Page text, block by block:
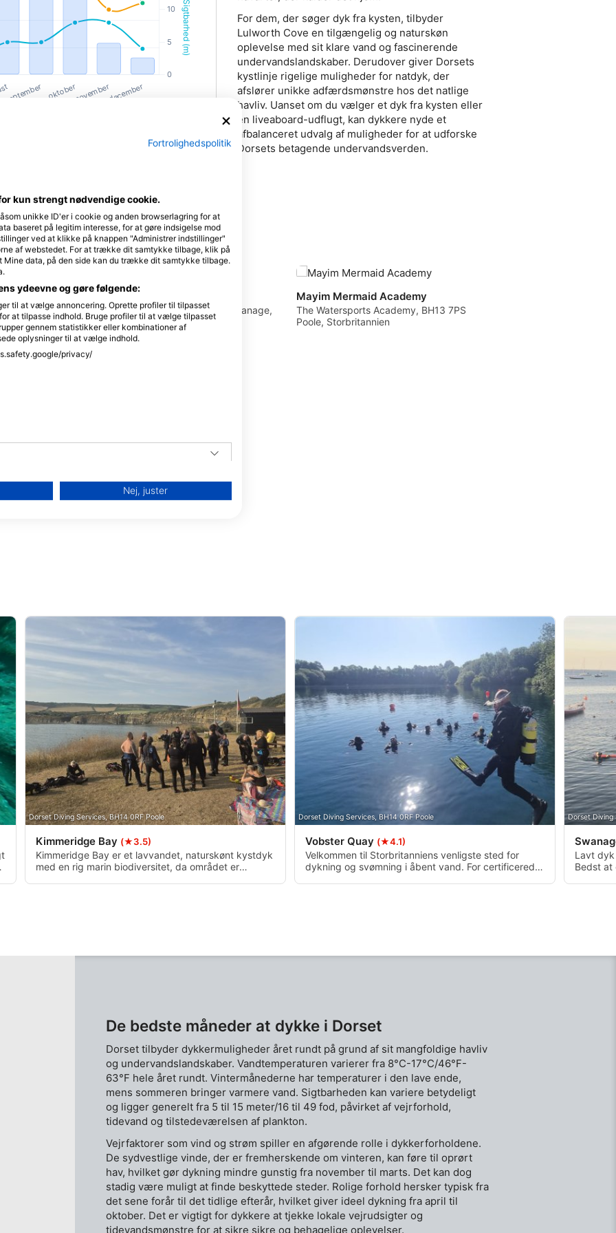
usædvanligt små instruktør-til-deltager-forhold. Denne lille
gruppe garanterer personlig opmærksomhed, et afslappet
læringstempo og absolut sikkerhedskontrol for hver enkelt
dykker.Sprog for levering: Alle sikkerhedsbriefinger,
poolsessioner og digitale materialer leveres udelukkende
på engelsk.Håndtering af udstyr og personlige
krav:Obligatorisk personligt udstyr: For at overholde
standardkriterierne for personlig hygiejne og egnethed skal
alle deltagere eje og medbringe deres egen personlige
maske, snorkel og dykkerstøvler. For nemheds skyld kan
disse ting vælges, egnet og købes direkte fra Dorset
Diving Services forud for din planlagte
fredagspoolaften.Hvad du skal sørge for: Badetøj og et
håndklæde til omklædningsfaciliteterne samt din
Minimumsalderen er 10 år (Deltagere under 18 år skal have
en forældres eller værges underskrift på deres
Træningsjournaler). En standard digital
sundhedsscreeningsformular skal udfyldes og indsendes
via MySSI-appen, inden man går i vandet.DDS'
fleksibilitetsgaranti: Vi ved, at livet ændrer sig. Hvis der
opstår en uventet skemakonflikt, giver vores
vores næste månedlige fredagspoolrotation helt uden
omkostninger.Politik for aflysning: Da pladsen i bassinet på
BCP Dolphin Leisure Centre er strengt forudbestemt og
bemandet på baggrund af reservationer, vil man miste
For dem, der søger dyk fra kysten, tilbyder
Lulworth Cove en tilgængelig og naturskøn
oplevelse med sit klare vand og fascinerende
undervandslandskaber. Derudover giver Dorsets
kystlinje rigelige muligheder for natdyk, der
afslører unikke adfærdsmønstre hos det natlige
havliv. Uanset om du vælger et dyk fra kysten eller
en liveaboard-udflugt, kan dykkere nyde et
afbalanceret udvalg af muligheder for at udforske
Dorsets betagende undervandsverden.
Drive,
Snorkel Experiences
The Ocean Studio, BH19 1ES Swanage,
Storbritannien
Mayim Mermaid Academy
The Watersports Academy, BH13 7PS
Poole, Storbritannien
Dorset Diving Services, BH14 0RF Poole
Kimmeridge Bay (★3.5)
Kimmeridge Bay er et lavvandet, naturskønt kystdyk
med en rig marin biodiversitet, da området er
Dorset Diving Services, BH14 0RF Poole
Vobster Quay (★4.1)
Velkommen til Storbritanniens venligste sted for
dykning og svømning i åbent vand. For certificerede
Dorset Diving
Lavt dyk
Bedst at
De bedste måneder at dykke i Dorset
Dorset tilbyder dykkermuligheder året rundt på grund af sit mangfoldige havliv
og undervandslandskaber. Vandtemperaturen varierer fra 8°C-17°C/46°F-
63°F hele året rundt. Vintermånederne har temperaturer i den lave ende,
mens sommeren bringer varmere vand. Sigtbarheden kan variere betydeligt
og ligger generelt fra 5 til 15 meter/16 til 49 fod, påvirket af vejrforhold,
tidevand og tilstedeværelsen af ​​plankton.
Vejrfaktorer som vind og strøm spiller en afgørende rolle i dykkerforholdene.
De sydvestlige vinde, der er fremherskende om vinteren, kan føre til oprørt
hav, hvilket gør dykning mindre gunstig fra november til marts. Det kan dog
stadig være muligt at finde beskyttede steder. Rolige forhold hersker typisk fra
det sene forår til det tidlige efterår, hvilket giver ideel dykning fra april til
oktober. Det er vigtigt for dykkere at tjekke lokale vejrudsigter og
tidevandsmønstre for at sikre sikre og behagelige oplevelser.
Fortrolighedspolitik
kun strengt nødvendige cookie.
unikke ID'er i cookie og anden browserlagring for at
baseret på legitim interesse, for at gøre indsigelse mod
ved at klikke på knappen "Administrer indstillinger"
af webstedet. For at trække dit samtykke tilbage, klik på
data, på den side kan du trække dit samtykke tilbage.
ydeevne og gøre følgende:
til at vælge annoncering. Oprette profiler til tilpasset
at tilpasse indhold. Bruge profiler til at vælge tilpasset
gennem statistikker eller kombinationer af
oplysninger til at vælge indhold.
privacy/
fra forskellige
Nej, juster